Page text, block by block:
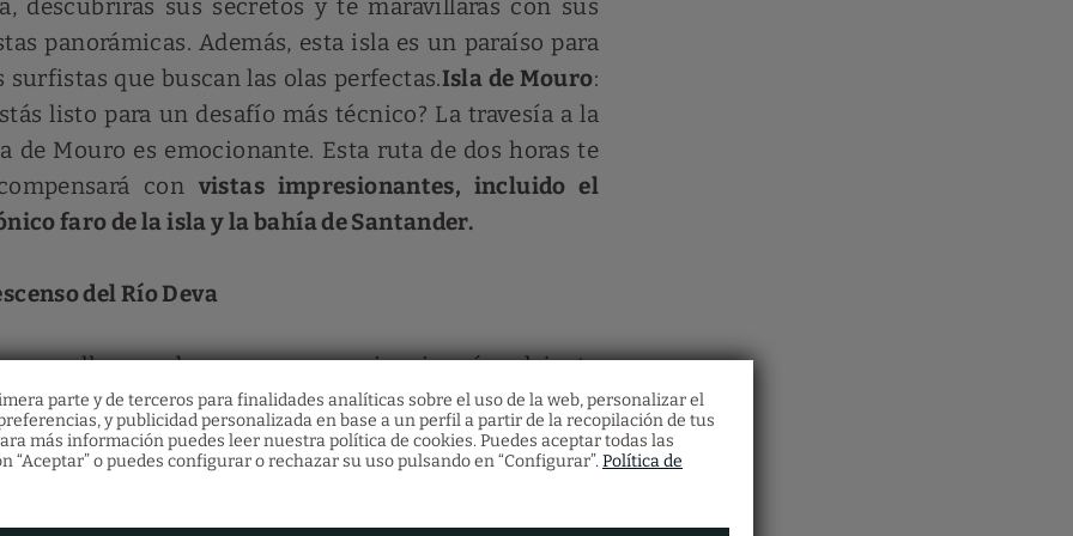
parte y de terceros para finalidades analíticas sobre el uso de la web, personalizar el
y publicidad personalizada en base a un perfil a partir de la recopilación de tus
más información puedes leer nuestra política de cookies. Puedes aceptar todas las
“Aceptar” o puedes configurar o rechazar su uso pulsando en “Configurar”. Política de
descubrirás sus secretos y te maravillarás con sus
panorámicas. Además, esta isla es un paraíso para
surfistas que buscan las olas perfectas.Isla de Mouro:
listo para un desafío más técnico? La travesía a la
de Mouro es emocionante. Esta ruta de dos horas te
con vistas impresionantes, incluido el
faro de la isla y la bahía de Santander.
del Río Deva
aquellos que buscan una experiencia más relajante
de naturaleza, el descenso del río Deva es la
perfecta. A lo largo de aproximadamente12
podrás visitar los pueblos de Panes